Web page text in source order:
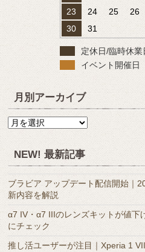
23
24 25 26
30
31
定休日/臨時休業
イベント開催日
月別アーカイブ
月
ー
カ
イ
ブ
NEW! 最新記事
ブラビア アップデート配信開始｜
新内容を解説
α7 IV・α7 IIIのレンズキットが値下
にチェック
推し活ユーザーが注目｜Xperia 1